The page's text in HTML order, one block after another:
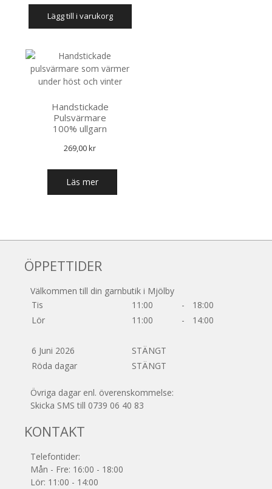
lägg till i varukorg
Handstickade
Pulsvärmare
100% ullgarn
269,00kr
Läs mer
ÖPPETTIDER
Välkommen till din garnbutik i Mjölby
Tis
11:00 -
18:00
Lör
11:00 - 14:00
6 Juni 2026
STÄNGT
Röda dagar
STÄNGT
Övriga dagar enl. överenskommelse:
Skicka SMS till 0739 06 40 83
KONTAKT
Telefontider:
Mån - Fre: 16:00 - 18:00
Lör: 11:00 - 14:00